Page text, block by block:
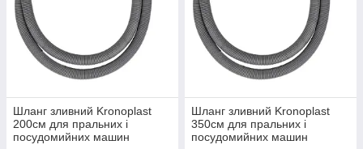
Шланг зливний Kronoplast
200см для пральних і
посудомийних машин
Шланг зливний Kronoplast
350см для пральних і
посудомийних машин